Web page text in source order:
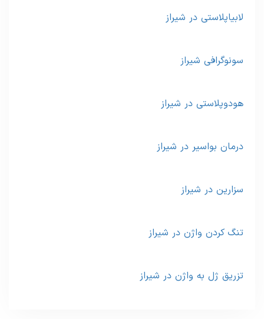
لابیاپلاستی در شیراز
سونوگرافی شیراز
هودوپلاستی در شیراز
درمان بواسیر در شیراز
سزارین در شیراز
تنگ کردن واژن در شیراز
تزریق ژل به واژن در شیراز